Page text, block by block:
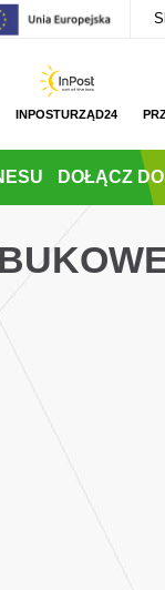
INPOSTURZĄD24
DOŁĄCZ